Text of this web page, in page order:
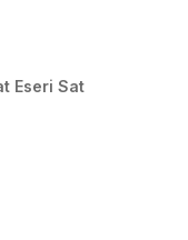
Eseri Sat